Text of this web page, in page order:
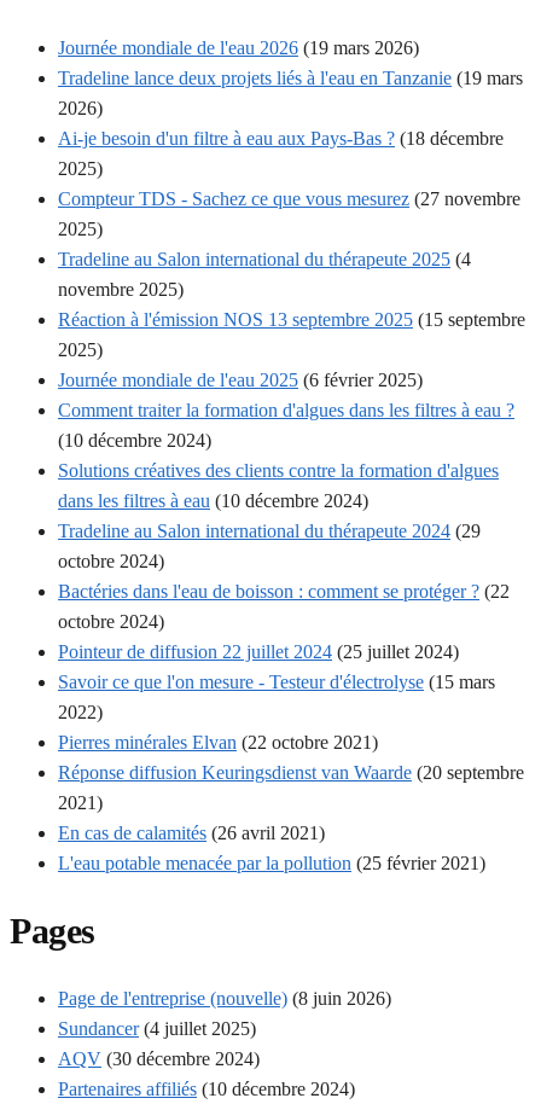
Journée mondiale de l'eau 2026 (19 mars 2026)
Tradeline lance deux projets liés à l'eau en Tanzanie (19 mars
2026)
Ai-je besoin d'un filtre à eau aux Pays-Bas ? (18 décembre
2025)
Compteur TDS - Sachez ce que vous mesurez (27 novembre
2025)
Tradeline au Salon international du thérapeute 2025 (4
novembre 2025)
Réaction à l'émission NOS 13 septembre 2025 (15 septembre
2025)
Journée mondiale de l'eau 2025 (6 février 2025)
Comment traiter la formation d'algues dans les filtres à eau ?
(10 décembre 2024)
Solutions créatives des clients contre la formation d'algues
dans les filtres à eau (10 décembre 2024)
Tradeline au Salon international du thérapeute 2024 (29
octobre 2024)
Bactéries dans l'eau de boisson : comment se protéger ? (22
octobre 2024)
Pointeur de diffusion 22 juillet 2024 (25 juillet 2024)
Savoir ce que l'on mesure - Testeur d'électrolyse (15 mars
2022)
Pierres minérales Elvan (22 octobre 2021)
Réponse diffusion Keuringsdienst van Waarde (20 septembre
2021)
En cas de calamités (26 avril 2021)
L'eau potable menacée par la pollution (25 février 2021)
Pages
Page de l'entreprise (nouvelle) (8 juin 2026)
Sundancer (4 juillet 2025)
AQV (30 décembre 2024)
Partenaires affiliés (10 décembre 2024)